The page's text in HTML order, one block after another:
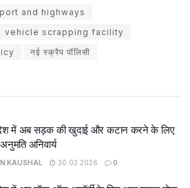
and highways
vehicle scrapping facility
नई स्क्रैप पॉलिसी
में अब सड़क की खुदाई और कटान करने के लिए
अनिवार्य
KAUSHAL 30.03.2026 0